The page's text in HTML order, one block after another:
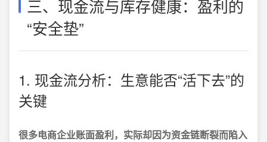
三、现金流与库存健康：盈利的
“安全垫”
1. 现金流分析：生意能否“活下去”的
关键
很多电商企业账面盈利，实际却因为资金链断裂而陷入